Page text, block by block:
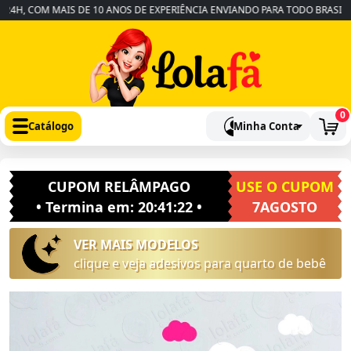
COM MAIS DE 10 ANOS DE EXPERIÊNCIA ENVIANDO PARA TODO BRASIL
Catálogo Minha Conta
0
CUPOM RELÂMPAGO
• Termina em: 20:41:21•
USE O CUPOM
7AGOSTO
VER MAIS MODELOS
clique e veja adesivos para quarto de bebê